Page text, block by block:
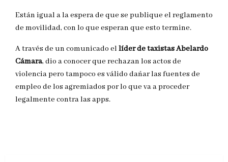
Están igual a la espera de que se publique el reglamento
de movilidad, con lo que esperan que esto termine.
A través de un comunicado ellíder de taxistas Abelardo
Cámara, dio a conocer que rechazan los actos de
violencia pero tampoco es válido dañar las fuentes de
empleo de los agremiados por lo que va a proceder
legalmente contra las apps.